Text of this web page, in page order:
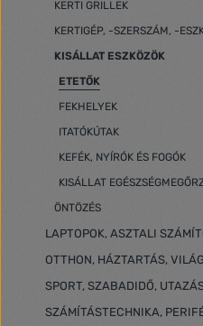
KERTI GRILLEK
KERTIGÉP, -SZERSZÁM, -
KISÁLLAT ESZKÖZÖK
ETETŐK
FEKHELYEK
ITATÓKÚTAK
KEFÉK, NYÍRÓK ÉS FOGÓK
KISÁLLAT
ÖNTÖZÉS
LAPTOPOK, ASZTALI
OTTHON, HÁZTARTÁS,
SPORT, SZABADIDŐ,
SZÁMÍTÁSTECHNIKA,